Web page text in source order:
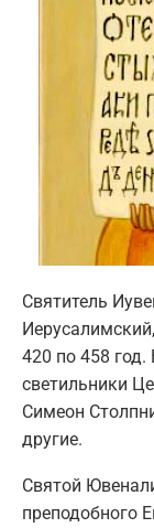
Святитель
420 по 458
светильники
Симеон
другие.
Святой
преподобного